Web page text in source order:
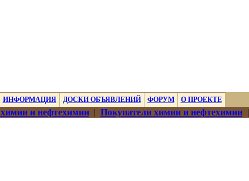
ИНФОРМАЦИЯ ДОСКИ ОБЪЯВЛЕНИЙ ФОРУМ О ПРОЕКТЕ
и нефтехимии| Покупатели химии и нефтехимии|